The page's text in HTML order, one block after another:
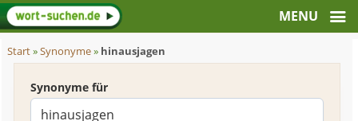
Start»Synonyme» hinausjagen
Synonyme für